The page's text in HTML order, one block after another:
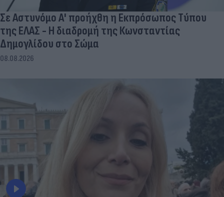
Σε Αστυνόμο Α' προήχθη η Εκπρόσωπος Τύπου
της ΕΛΑΣ - Η διαδρομή της Κωνσταντίας
Δημογλίδου στο Σώμα
08.08.2026